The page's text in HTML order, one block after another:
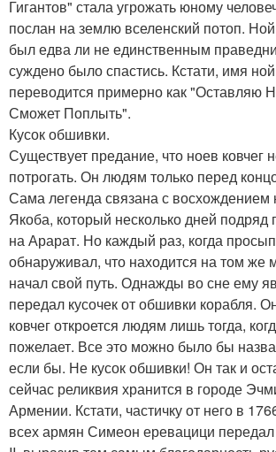
Гигантов" стала угрожать юному
послан на землю вселенский потоп.
был едва ли не единственным
суждено было спастись. Кстати, имя
переводится примерно как "Оставляю
Сможет Поплыть".
Кусок обшивки.
Существует предание, что ноев ковчег
потрогать. Он людям только перед
Сама легенда связана с восхождением
Якоба, который несколько дней подряд
на Арарат. Но каждый раз, когда
обнаруживал, что находится на том же
начал свой путь. Однажды во сне ему
передал кусочек от обшивки корабля.
ковчег откроется людям лишь тогда,
пожелает. Все это можно было бы
если бы. Не кусок обшивки! Он так и
сейчас реликвия хранится в городе
Армении. Кстати, частичку от него в
всех армян Симеон еревацици